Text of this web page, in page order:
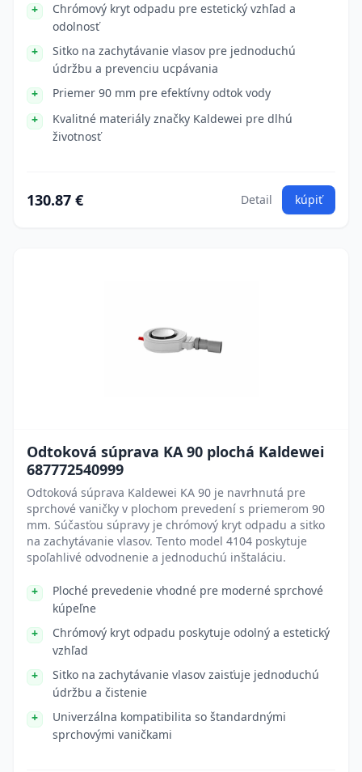
Chrómový kryt odpadu pre estetický vzhľad a
odolnosť
Sitko na zachytávanie vlasov pre jednoduchú
údržbu a prevenciu ucpávania
Priemer 90 mm pre efektívny odtok vody
Kvalitné materiály značky Kaldewei pre dlhú
životnosť
130.87 € Detail kúpiť
Odtoková súprava KA 90 plochá Kaldewei
687772540999
Odtoková súprava Kaldewei KA 90 je navrhnutá pre
sprchové vaničky v plochom prevedení s priemerom 90
mm. Súčasťou súpravy je chrómový kryt odpadu a sitko
na zachytávanie vlasov. Tento model 4104 poskytuje
spoľahlivé odvodnenie a jednoduchú inštaláciu.
Ploché prevedenie vhodné pre moderné sprchové
kúpeľne
Chrómový kryt odpadu poskytuje odolný a estetický
vzhľad
Sitko na zachytávanie vlasov zaisťuje jednoduchú
údržbu a čistenie
Univerzálna kompatibilita so štandardnými
sprchovými vaničkami